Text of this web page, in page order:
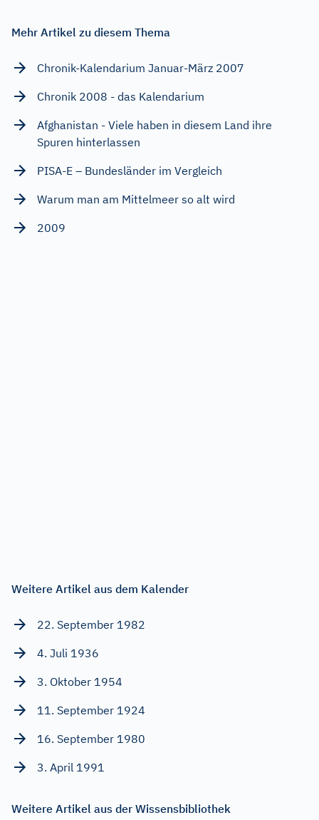
Mehr Artikel zu diesem Thema
Chronik-Kalendarium Januar-März 2007
Chronik 2008 - das Kalendarium
Afghanistan - Viele haben in diesem Land ihre
Spuren hinterlassen
PISA-E – Bundesländer im Vergleich
Warum man am Mittelmeer so alt wird
2009
Weitere Artikel aus dem Kalender
22. September 1982
4. Juli 1936
3. Oktober 1954
11. September 1924
16. September 1980
3. April 1991
Weitere Artikel aus der Wissensbibliothek